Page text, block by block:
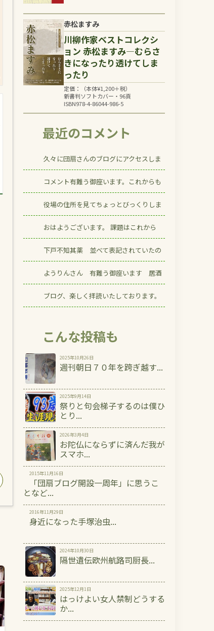
赤松ますみ
川柳作家ベストコレクシ
ョン 赤松ますみ―むらさ
きになったり透けてしま
ったり
定価：（本体¥1,200＋税）
新書判ソフトカバー・96頁
ISBN978-4-86044-986-5
最近のコメント
久々に団扇さんのブログにアクセスしま
コメント有難う御座います。これからも
役場の住所を見てちょっとびっくりしま
おはようございます。 課題はこれから
下戸不知其薬 並べて表記されていたの
ようりんさん 有難う御座います 居酒
ブログ、楽しく拝読いたしております。
こんな投稿も
2025年10月26日
週刊朝日７０年を跨ぎ越す...
2025年9月14日
祭りと句会梯子するのは僕ひ
とり...
2026年3月4日
お陀仏にならずに済んだ我が
スマホ...
2015年11月16日
「団扇ブログ開設一周年」に思うこ
となど...
2016年11月29日
身近になった手塚治虫...
2024年10月30日
隔世遺伝欧州航路司厨長...
2025年12月1日
はっけよい女人禁制どうする
か...